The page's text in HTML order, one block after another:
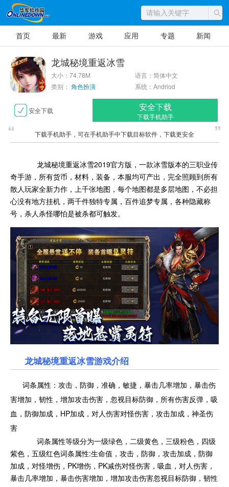
首页 最新 游戏 应用 专题 新闻
龙城秘境重返冰雪
大小：74.78M
语言：简体中文
类别： 角色扮演 系统：Andriod
安全下载 安全下载
下载手机助手
下载手机助手，可在手机助手中下载目标软件，下载更安全
龙城秘境重返冰雪2019官方版，一款冰雪版本的三职业传
奇手游，所有货币，材料，装备，本服均可产出，完全照顾到所有
散人玩家全新力作，上千张地图，每个地图都是多层地图，不必担
心没有地方挂机，两千件独特专属，百件追梦专属，各种隐藏称
号，杀人杀怪哪怕是被杀都可触发。
龙城秘境重返冰雪游戏介绍
词条属性：攻击，防御，准确，敏捷，暴击几率增加，暴击伤
害增加，韧性，增加攻击伤害，忽视目标防御，所有伤害反弹，吸
血，防御加成，HP加成，对人伤害对怪伤害，攻击加成，神圣伤
害
词条属性等级分为一级绿色，二级黄色，三级粉色，四级
紫色，五级红色词条属性:生命值，攻击，防御，攻击加成，防御
加成，对怪增伤，PK增伤，PK减伤对怪伤害，吸血，对人伤害，
暴击几率增加，暴击伤害增加，增加攻击伤害忽视目标防御，韧性